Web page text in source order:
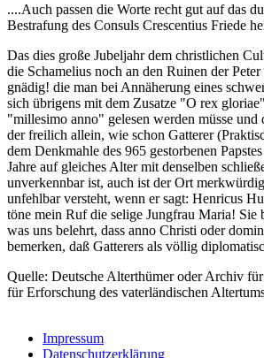
....Auch passen die Worte recht gut auf das
Bestrafung des Consuls Crescentius Friede
Das dies große Jubeljahr dem christlichen
die Schamelius noch an den Ruinen der
gnädig! die man bei Annäherung eines
sich übrigens mit dem Zusatze "O rex
"millesimo anno" gelesen werden müsse
der freilich allein, wie schon Gatterer
dem Denkmahle des 965 gestorbenen
Jahre auf gleiches Alter mit denselben
unverkennbar ist, auch ist der Ort
unfehlbar versteht, wenn er sagt: Henricus
töne mein Ruf die selige Jungfrau Maria! Sie
was uns belehrt, dass anno Christi oder
bemerken, daß Gatterers als völlig
Quelle: Deutsche Alterthümer oder Archiv
für Erforschung des vaterländischen
Impressum
Datenschutzerklärung